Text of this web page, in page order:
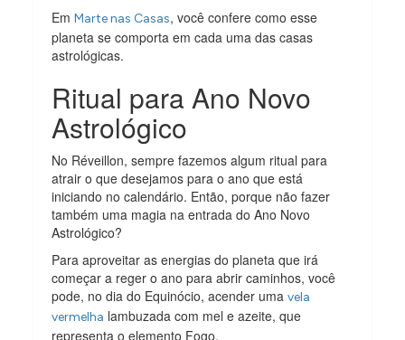
EmMarte nas Casas, você confere como esse
planeta se comporta em cada uma das casas
astrológicas.
Ritual para Ano Novo
Astrológico
No Réveillon, sempre fazemos algum ritual para
atrair o que desejamos para o ano que está
iniciando no calendário. Então, porque não fazer
também uma magia na entrada do Ano Novo
Astrológico?
Para aproveitar as energias do planeta que irá
começar a reger o ano para abrir caminhos, você
pode, no dia do Equinócio, acender umavela
vermelha lambuzada com mel e azeite, que
representa o elemento Fogo.